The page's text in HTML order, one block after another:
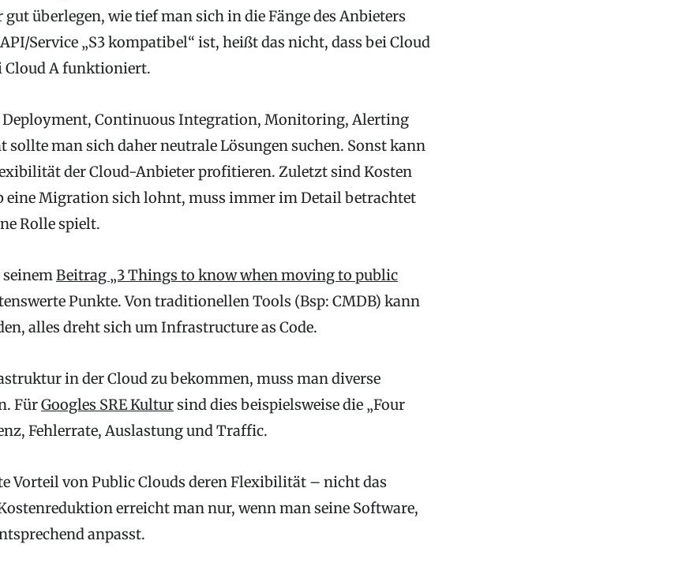
überlegen, wie tief man sich in die Fänge des Anbieters
Service „S3 kompatibel“ ist, heißt das nicht, dass bei Cloud
Cloud A funktioniert.
Deployment, Continuous Integration, Monitoring, Alerting
sollte man sich daher neutrale Lösungen suchen. Sonst kann
der Cloud-Anbieter profitieren. Zuletzt sind Kosten
eine Migration sich lohnt, muss immer im Detail betrachtet
Rolle spielt.
Beitrag „3 Things to know when moving to public
Punkte. Von traditionellen Tools (Bsp: CMDB) kann
alles dreht sich um Infrastructure as Code.
in der Cloud zu bekommen, muss man diverse
FürGoogles SRE Kultursind dies beispielsweise die „Four
Fehlerrate, Auslastung und Traffic.
Vorteil von Public Clouds deren Flexibilität – nicht das
erreicht man nur, wenn man seine Software,
anpasst.